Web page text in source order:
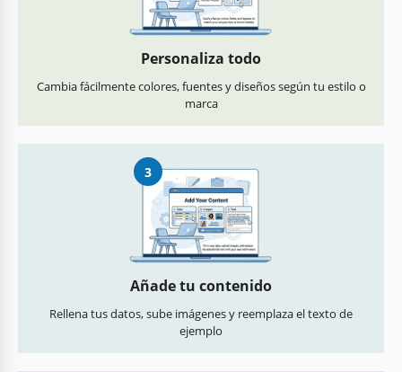
Personaliza todo
Cambia fácilmente colores, fuentes y diseños según tu estilo o
marca
3
Añade tu contenido
Rellena tus datos, sube imágenes y reemplaza el texto de
ejemplo